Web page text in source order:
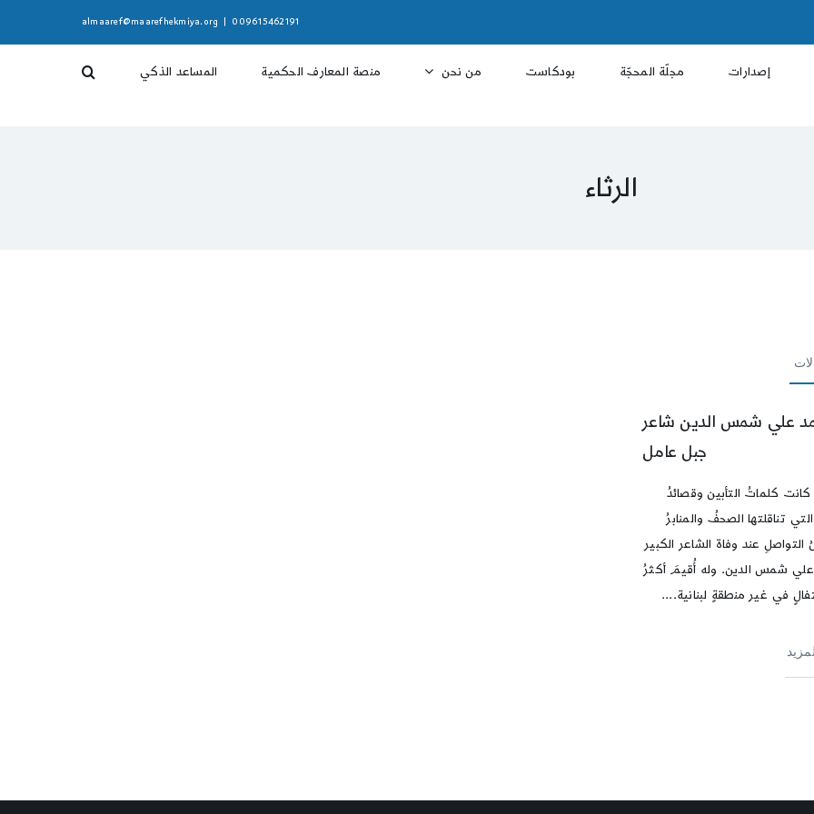
009615462191
almaaref@maarefhekmiya.org
إصدارات مجلّة المحجّة بودكاست من نحن منصة المعارف الحكمية المساعد الذكي
الرثاء
علي شمس الدين شاعر
جبل عامل
كلماتُ التأبين وقصائدُ
التي تناقلتها الصحفُ والمنابرُ
التواصلِ عند وفاة الشاعر الكبير
شمس الدين. وله أُقيمَ أكثرُ
في غير منطقةٍ لبنانية....